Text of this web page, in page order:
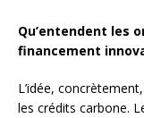
Qu’entendent les
financement
L’idée,
les crédits carbone.